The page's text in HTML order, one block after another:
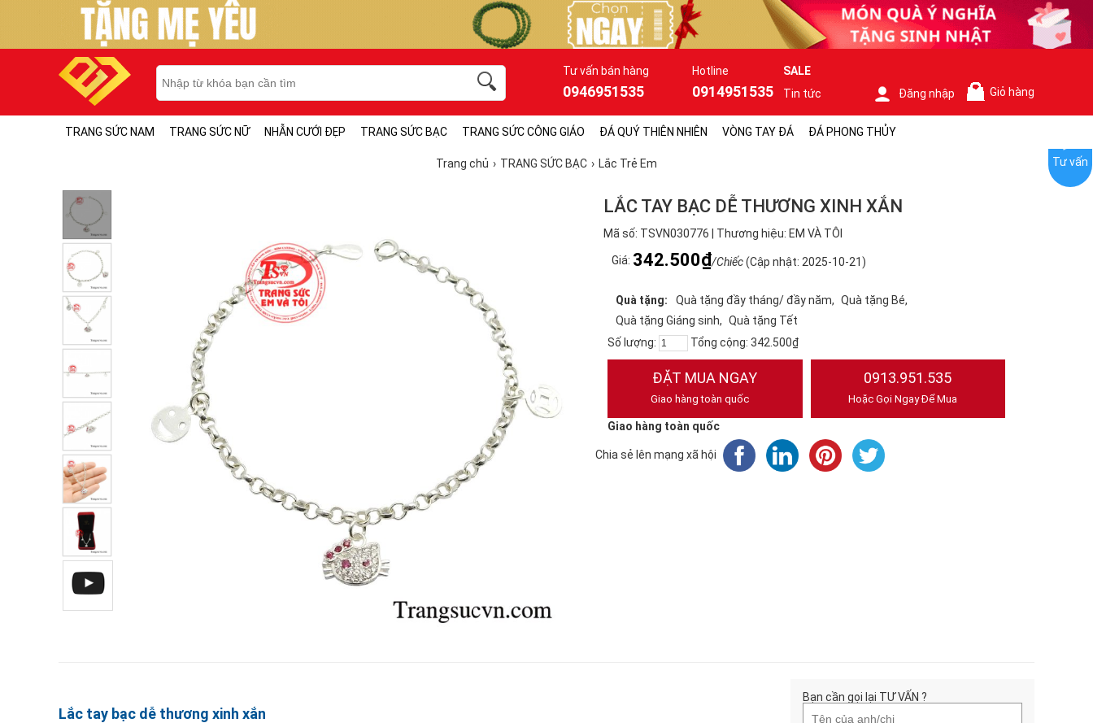
Tư vấn bán hàng
0946951535
Hotline
0914951535
SALE
Tin tức
Đăng nhập Giỏ hàng
TRANG SỨC NAM TRANG SỨC NỮ NHẪN CƯỚI ĐẸP TRANG SỨC BẠC TRANG SỨC CÔNG GIÁO ĐÁ QUÝ THIÊN NHIÊN VÒNG TAY ĐÁ ĐÁ PHONG THỦY
Trang chủ TRANG SỨC BẠC Lắc Trẻ Em
LẮC TAY BẠC DỄ THƯƠNG XINH XẮN
Mã số: TSVN030776 | Thương hiệu: EM VÀ TÔI
Giá: 342.500₫/Chiếc(Cập nhật: 2025-10-21)
Quà tặng: Quà tặng đầy tháng/ đầy năm
Quà tặng Bé
Quà tặng Giáng sinh
Quà tặng Tết
Số lượng:
Tổng cộng: 342.500₫
ĐẶT MUA NGAY
Giao hàng toàn quốc
0913.951.535
Hoặc Gọi Ngay Để Mua
Giao hàng toàn quốc
Chia sẻ lên mạng xã hội
Lắc tay bạc dễ thương xinh xắn
Bạn cần gọi lại TƯ VẤN ?
Tư vấn